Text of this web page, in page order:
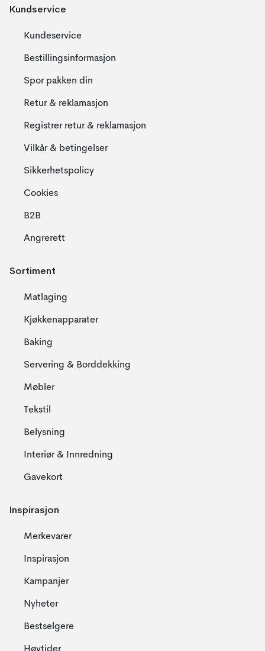
Kundservice
Kundeservice
Bestillingsinformasjon
Spor pakken din
Retur & reklamasjon
Registrer retur & reklamasjon
Vilkår & betingelser
Sikkerhetspolicy
Cookies
B2B
Angrerett
Sortiment
Matlaging
Kjøkkenapparater
Baking
Servering & Borddekking
Møbler
Tekstil
Belysning
Interiør & Innredning
Gavekort
Inspirasjon
Merkevarer
Inspirasjon
Kampanjer
Nyheter
Bestselgere
Høytider